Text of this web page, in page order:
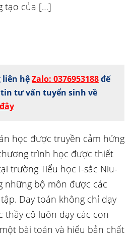
tạo của […]
liên hệZalo: 0376953188để
tư vấn tuyển sinh về
học được truyền cảm hứng
trình học được thiết
trường Tiểu học I-sắc Niu-
những bộ môn được các
Dạy toán không chỉ dạy
thầy cô luôn dạy các con
bài toán và hiểu bản chất